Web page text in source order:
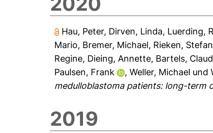
Hau, Peter, Dirven, Linda, Luerding,
Mario, Bremer, Michael, Rieken, Stefan
Regine, Dieing, Annette, Bartels,
Paulsen, Frank
,Weller, Michael und
medulloblastoma patients: long-term
2019